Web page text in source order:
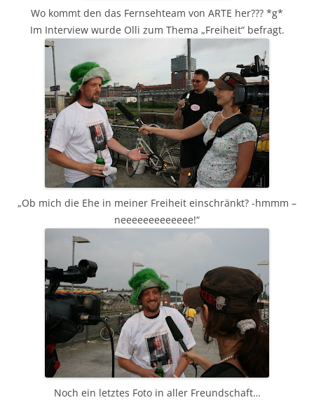
Wo kommt den das Fernsehteam von ARTE her??? *g*
Im Interview wurde Olli zum Thema „Freiheit“ befragt.
„Ob mich die Ehe in meiner Freiheit einschränkt? -hmmm –
neeeeeeeeeeeee!“
Noch ein letztes Foto in aller Freundschaft…